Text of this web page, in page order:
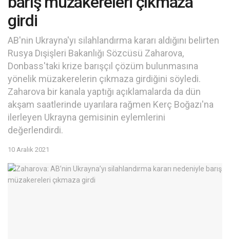
girdi
AB'nin Ukrayna'yı silahlandırma kararı aldığını belirten
Rusya Dışişleri Bakanlığı Sözcüsü Zaharova,
Donbass'taki krize barışçıl çözüm bulunmasına
yönelik müzakerelerin çıkmaza girdiğini söyledi.
Zaharova bir kanala yaptığı açıklamalarda da dün
akşam saatlerinde uyarılara rağmen Kerç Boğazı'na
ilerleyen Ukrayna gemisinin eylemlerini
değerlendirdi.
10 Aralık 2021